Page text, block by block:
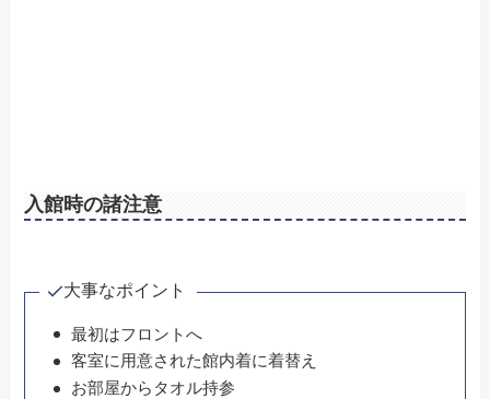
入館時の諸注意
大事なポイント
最初はフロントへ
客室に用意された館内着に着替え
お部屋からタオル持参